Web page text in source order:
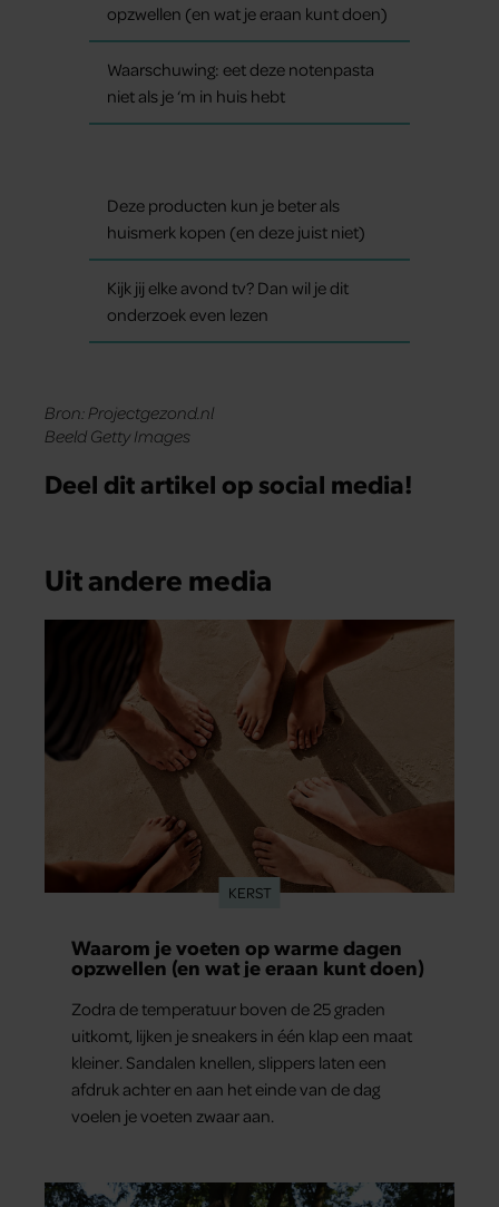
opzwellen (en wat je eraan kunt doen)
Waarschuwing: eet deze notenpasta
niet als je ‘m in huis hebt
Deze producten kun je beter als
huismerk kopen (en deze juist niet)
Kijk jij elke avond tv? Dan wil je dit
onderzoek even lezen
Bron: Projectgezond.nl
Beeld Getty Images
Deel dit artikel op social media!
Uit andere media
KERST
Waarom je voeten op warme dagen
opzwellen (en wat je eraan kunt doen)
Zodra de temperatuur boven de 25 graden
uitkomt, lijken je sneakers in één klap een maat
kleiner. Sandalen knellen, slippers laten een
afdruk achter en aan het einde van de dag
voelen je voeten zwaar aan.